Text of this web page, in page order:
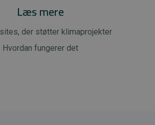
Læs mere
der støtter klimaprojekter
Hvordan fungerer det